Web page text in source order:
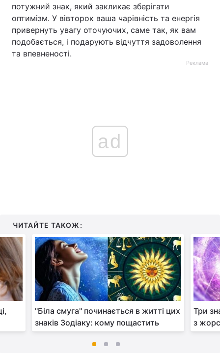
потужний знак, який закликає зберігати
оптимізм. У вівторок ваша чарівність та енергія
привернуть увагу оточуючих, саме так, як вам
подобається, і подарують відчуття задоволення
та впевненості.
Реклама
ad
ЧИТАЙТЕ ТАКОЖ:
"Біла смуга" починається в житті цих
знаків Зодіаку: кому пощастить
Три
з